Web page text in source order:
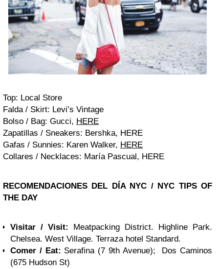
Top: Local Store
Falda / Skirt: Levi’s Vintage
Bolso / Bag: Gucci, HERE
Zapatillas / Sneakers: Bershka, HERE
Gafas / Sunnies: Karen Walker, HERE
Collares / Necklaces: María Pascual, HERE
RECOMENDACIONES DEL DÍA NYC /NYC TIPS OF
THE DAY
Visitar / Visit:
Meatpacking District. Highline Park.
Chelsea. West Village. Terraza hotel Standard.
Comer / Eat: Serafina (7 9th Avenue); Dos Caminos
(675 Hudson St)